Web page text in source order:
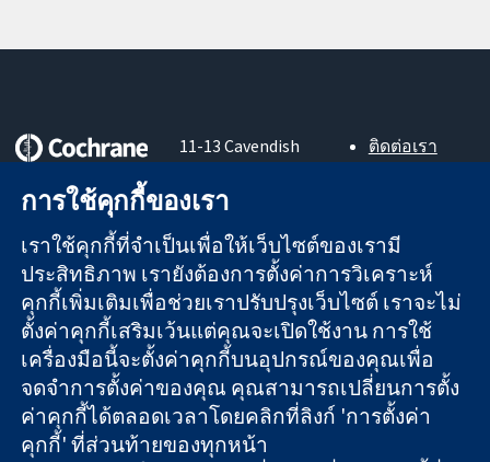
หลักฐานที่เชื่อถือ
ได้
สู่การตัดสินใจ
อย่างมีข้อมูล
เพื่อสุขภาพที่ดีขึ้น
11-13 Cavendish
London
United Kingdom
ติดต่อเรา
About us
ตำแหน่งงาน
Cochrane
Library
The Cochrane Collaboration เป็นองค์กรการกุศล (เลขที่ 1045921)
และบริษัทจำกัดโดยการค้ำประกัน (เลขที่ 03044323) ที่จดทะเบียน
ในอังกฤษและเวลส์ หมายเลขจดทะเบียนภาษีมูลค่าเพิ่ม GB 718
การใช้คุกกี้ของเรา
เราใช้คุกกี้ที่จำเป็นเพื่อให้เว็บไซต์ของเรามี
ประสิทธิภาพ เรายังต้องการตั้งค่าการวิเคราะห์
คุกกี้เพิ่มเติมเพื่อช่วยเราปรับปรุงเว็บไซต์ เราจะไม่
ตั้งค่าคุกกี้เสริมเว้นแต่คุณจะเปิดใช้งาน การใช้
เครื่องมือนี้จะตั้งค่าคุกกี้บนอุปกรณ์ของคุณเพื่อ
จดจำการตั้งค่าของคุณ คุณสามารถเปลี่ยนการตั้ง
ค่าคุกกี้ได้ตลอดเวลาโดยคลิกที่ลิงก์ 'การตั้งค่า
คุกกี้' ที่ส่วนท้ายของทุกหน้า